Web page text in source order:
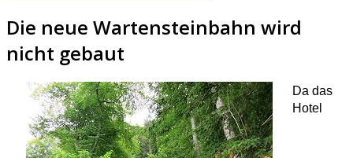
Die neue Wartensteinbahn wird
nicht gebaut
Da das
Hotel